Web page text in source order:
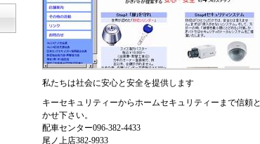
私たちは社会に安心と安全を提供します
キーセキュリティーからホームセキュリティーまで信頼
かせ下さい。
配車センター096-382-4433
尾ノ上店382-9933